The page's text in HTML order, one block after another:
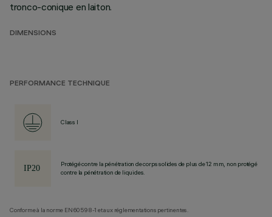
tronco-conique en laiton.
DIMENSIONS
PERFORMANCE TECHNIQUE
Class I
Protégé contre la pénétration de corps solides de plus de 12 mm, non protégé
contre la pénétration de liquides.
Conforme à la norme EN60598-1 et aux réglementations pertinentes.